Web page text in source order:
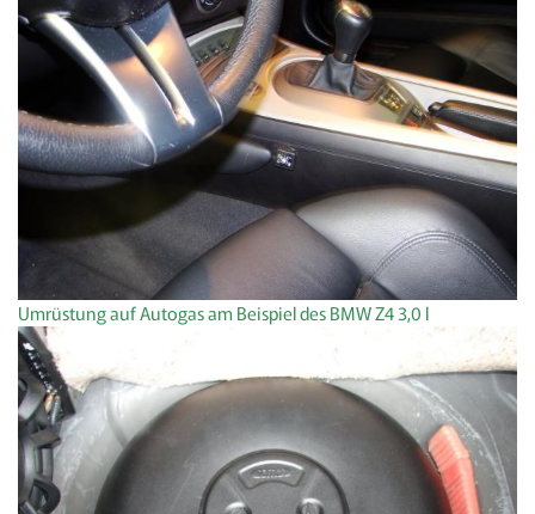
Umrüstung auf Autogas am Beispiel des BMW Z4 3,0 l